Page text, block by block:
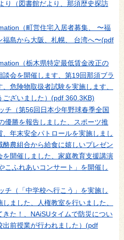
（図書館だより、那須歴史探訪
（町営住宅入居者募集、 〜福
島から大阪、札幌、 台湾へ〜(pdf
（栃木県特定最低賃金改正の
会を開催します、第19回那須ブラ
危険物取扱者試験を実施します、
ざいました） (pdf 360.3KB)
（第56回日本少年野球春季全国
優勝を報告しました、スポーツ推
年末安全パトロールを実施しまし
酪農組合から給食に嬉しいプレゼン
を開催しました、家庭教育支援講演
こふれあいコンサート」を開催し
（「中学校へ行こう」を実施し
ました、人権教室を行いました、
た！、NAiSUタイムで防災につい
前授業が行われました） (pdf